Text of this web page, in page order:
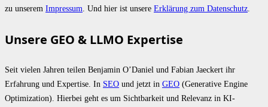
zu unserem Impressum. Und hier ist unsere Erklärung zum Datenschutz.
Unsere GEO & LLMO Expertise
Seit vielen Jahren teilen Benjamin O’Daniel und Fabian Jaeckert ihr
Erfahrung und Expertise. In SEO und jetzt in GEO (Generative Engine
Optimization). Hierbei geht es um Sichtbarkeit und Relevanz in KI-